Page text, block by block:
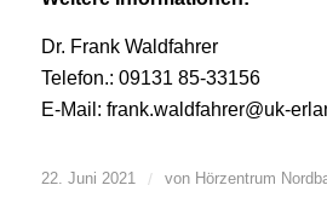
Dr. Frank Waldfahrer
Telefon.: 09131 85-33156
E-Mail: frank.waldfahrer@uk-
22. Juni 2021 / von Hörzentrum